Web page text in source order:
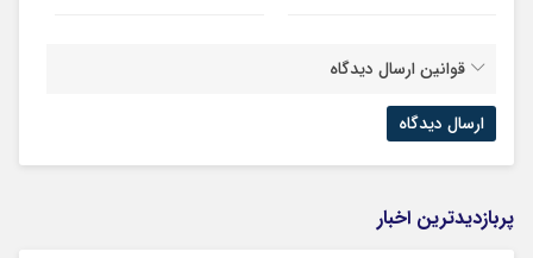
قوانین ارسال دیدگاه
پربازدیدترین اخبار